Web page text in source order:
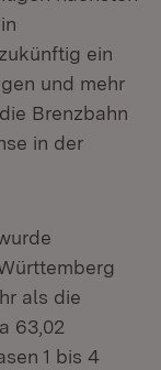
ein
und mehr
Brenzbahn
in der
als die
63,02
1 bis 4